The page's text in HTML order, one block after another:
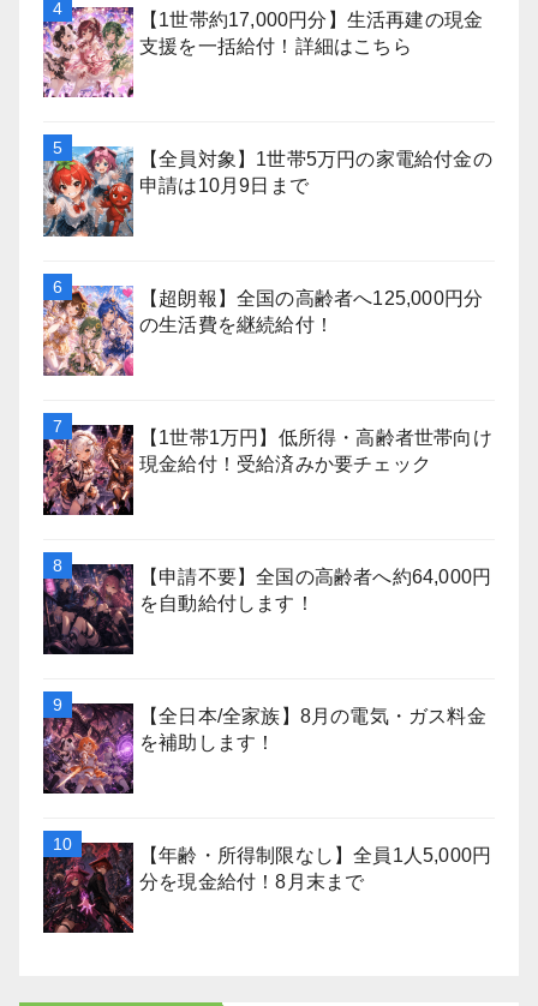
【1世帯約17,000円分】生活再建の現金
支援を一括給付！詳細はこちら
【全員対象】1世帯5万円の家電給付金の
申請は10月9日まで
【超朗報】全国の高齢者へ125,000円分
の生活費を継続給付！
【1世帯1万円】低所得・高齢者世帯向け
現金給付！受給済みか要チェック
【申請不要】全国の高齢者へ約64,000円
を自動給付します！
【全日本/全家族】8月の電気・ガス料金
を補助します！
【年齢・所得制限なし】全員1人5,000円
分を現金給付！8月末まで